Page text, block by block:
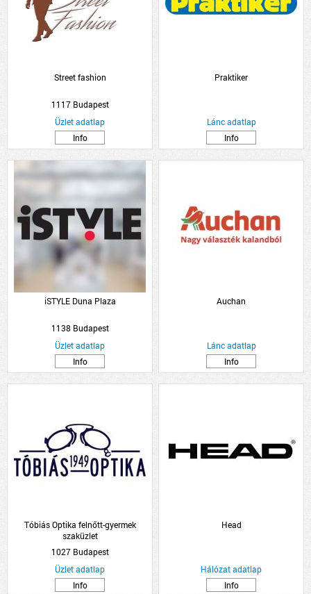
Street fashion
1117 Budapest
Üzlet adatlap
Info
Praktiker
Lánc adatlap
Info
iSTYLE Duna Plaza
1138 Budapest
Üzlet adatlap
Info
Auchan
Lánc adatlap
Info
Tóbiás Optika felnőtt-gyermek
szaküzlet
1027 Budapest
Üzlet adatlap
Info
Head
Hálózat adatlap
Info